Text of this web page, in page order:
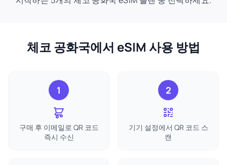
체코 공화국에서 eSIM 사용 방법
1
구매 후 이메일로 QR 코드
즉시 수신
2
기기 설정에서 QR 코드 스
캔